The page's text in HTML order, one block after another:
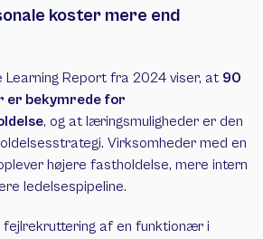
koster mere end
Learning Report fra 2024 viser, at 90
er bekymrede for
, og at læringsmuligheder er den
Virksomheder med en
højere fastholdelse, mere intern
ledelsespipeline.
fejlrekruttering af en funktionær i